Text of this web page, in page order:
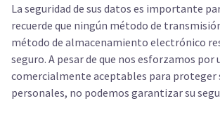
La seguridad de sus datos es importante
recuerde que ningún método de
método de almacenamiento electrónico
seguro. A pesar de que nos esforzamos
comercialmente aceptables para proteger
personales, no podemos garantizar su